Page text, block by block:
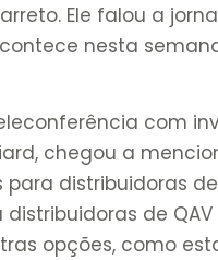
Ele falou a
nesta
com
chegou a
distribuidoras
de
opções, como